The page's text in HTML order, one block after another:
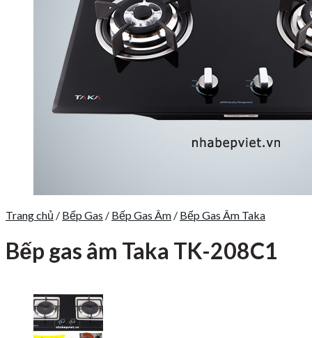
Trang chủ / Bếp Gas / Bếp Gas Âm / Bếp Gas Âm Taka
Bếp gas âm Taka TK-208C1